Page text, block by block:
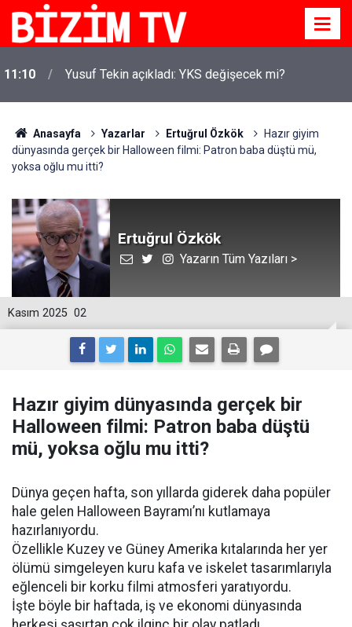
11:10 Yusuf Tekin açıkladı: YKS değişecek mi?
Anasayfa Yazarlar Ertuğrul Özkök
Hazır giyim
dünyasında gerçek bir Halloween filmi: Patron baba düştü mü,
yoksa oğlu mu itti?
Ertuğrul Özkök
Yazarın Tüm Yazıları >
02
Kasım 2025
Hazır giyim dünyasında gerçek bir
Halloween filmi: Patron baba düştü
mü, yoksa oğlu mu itti?
Dünya geçen hafta, son yıllarda giderek daha popüler
hale gelen Halloween Bayramı’nı kutlamaya
hazırlanıyordu.
Özellikle Kuzey ve Güney Amerika kıtalarında her yer
ölümü simgeleyen kuru kafa ve iskelet tasarımlarıyla
eğlenceli bir korku filmi atmosferi yaratıyordu.
İşte böyle bir haftada, iş ve ekonomi dünyasında